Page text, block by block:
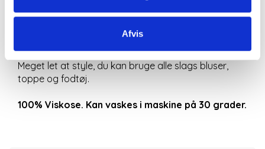
Afvis
Nederdelen sidder let løst fra kroppen og er lang.
Længde: 98 cm.
Meget let at style, du kan bruge alle slags bluser,
toppe og fodtøj.
100% Viskose. Kan vaskes i maskine på 30 grader.